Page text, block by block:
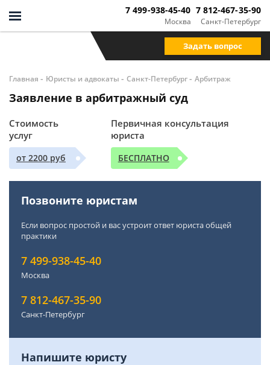
Москва
7 499-938-45-40
Санкт-Петербург
7 812-467-35-90
Задать вопрос
Главная - Юристы и адвокаты - Санкт-Петербург- Арбитраж
Заявление в арбитражный суд
Стоимость
услуг
от 2200 руб
Первичная консультация
юриста
БЕСПЛАТНО
Позвоните юристам
Если вопрос простой и вас устроит ответ юриста общей
практики
7 499-938-45-40
Москва
7 812-467-35-90
Санкт-Петербург
Напишите юристу